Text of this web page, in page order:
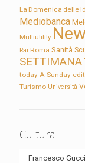
La Domenica delle
Mediobanca
Multiutility
Rai Roma Sanità
SETTIMANA
today A Sunday
Turismo Università
Cultura
Francesco